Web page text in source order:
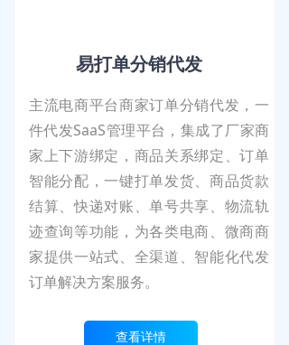
主流电商平台商家订单分销代发，一
件代发SaaS管理平台，集成了厂家商
家上下游绑定，商品关系绑定、订单
智能分配，一键打单发货、商品货款
结算、快递对账、单号共享、物流轨
迹查询等功能，为各类电商、微商商
家提供一站式、全渠道、智能化代发
订单解决方案服务。
查看详情
易打单分销代发